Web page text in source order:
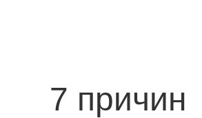
7 причин